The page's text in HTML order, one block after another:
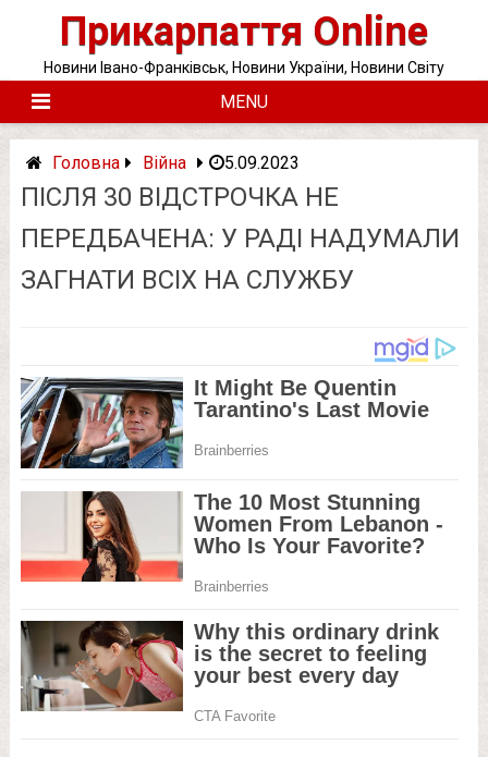
Прикарпаття Online
Новини Івано-Франківськ, Новини України, Новини Світу
MENU
Головна Війна 5.09.2023
ПІСЛЯ 30 ВІДСТРОЧКА НЕ
ПЕРЕДБАЧЕНА: У РАДІ НАДУМАЛИ
ЗАГНАТИ ВСІХ НА СЛУЖБУ